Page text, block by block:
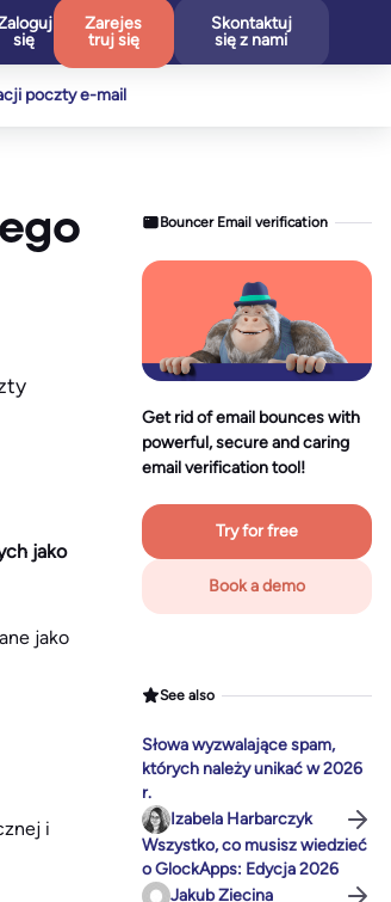
się
Zarejes
truj się
Skontaktuj
się z nami
poczty e-mail
jako
jako
i
Bouncer Email verification
Get rid of email bounces with
powerful, secure and caring
email verification tool!
Try for free
Book a demo
See also
Słowa wyzwalające spam,
których należy unikać w 2026
r.
Izabela Harbarczyk
Wszystko, co musisz wiedzieć
o GlockApps: Edycja 2026
Jakub Ziecina